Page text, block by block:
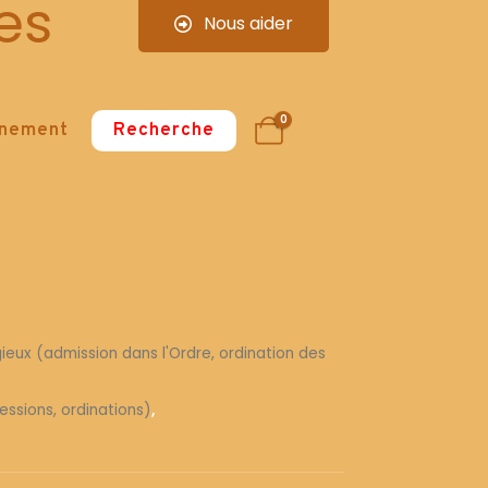
Nous aider
Recherche 0
(admission dans l'Ordre, ordination des
ordinations),